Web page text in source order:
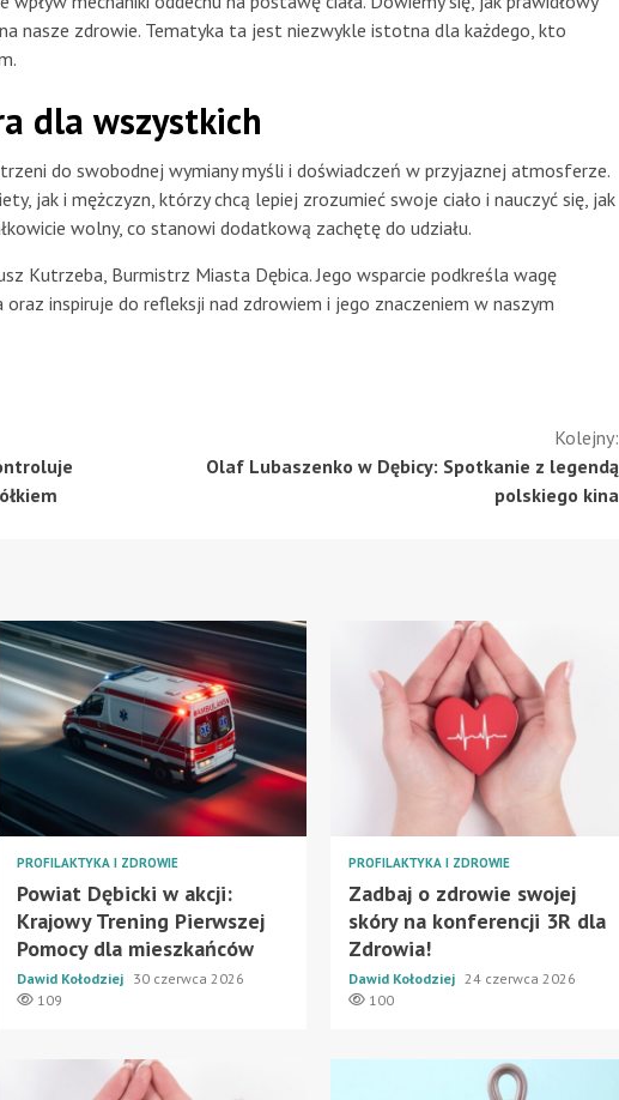
nasze zdrowie. Tematyka ta jest niezwykle istotna dla każdego, kto
dla wszystkich
do swobodnej wymiany myśli i doświadczeń w przyjaznej atmosferze.
jak i mężczyzn, którzy chcą lepiej zrozumieć swoje ciało i nauczyć się, jak
wolny, co stanowi dodatkową zachętę do udziału.
Kutrzeba, Burmistrz Miasta Dębica. Jego wsparcie podkreśla wagę
inspiruje do refleksji nad zdrowiem i jego znaczeniem w naszym
Kolejny:
Olaf Lubaszenko w Dębicy: Spotkanie z legendą
polskiego kina
PROFILAKTYKA I ZDROWIE
Powiat Dębicki w akcji:
Krajowy Trening Pierwszej
Pomocy dla mieszkańców
Dawid Kołodziej 30 czerwca 2026
109
PROFILAKTYKA I ZDROWIE
Zadbaj o zdrowie swojej
skóry na konferencji 3R dla
Zdrowia!
Dawid Kołodziej 24 czerwca 2026
100